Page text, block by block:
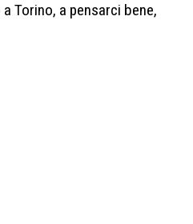
Torino, a pensarci bene,